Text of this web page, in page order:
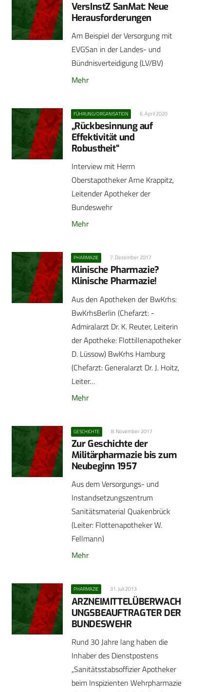
VersInstZ SanMat: Neue
Herausforderungen
Am Beispiel der Versorgung mit
EVGSan in der Landes- und
Bündnisverteidigung (LV/BV)
Mehr
FÜHRUNG/ORGANISATION 6. April 2020
„Rückbesinnung auf
Effektivität und
Robustheit“
Interview mit Herrn
Oberstapotheker Arne Krappitz,
Leitender Apotheker der
Bundeswehr
Mehr
PHARMAZIE 7. Dezember 2017
Klinische Pharmazie?
Klinische ­Pharmazie!
Aus den Apotheken der BwKrhs:
BwKrhsBerlin (Chefarzt: ­
Admiralarzt Dr. K. Reuter, Leiterin
der Apotheke: Flottillenapotheker
D. Lüssow) BwKrhs Hamburg
(Chefarzt: Generalarzt Dr. J. Hoitz,
Leiter…
Mehr
GESCHICHTE 8. November 2017
Zur Geschichte der
Militärpharmazie bis zum
Neubeginn 1957
Aus dem Versorgungs- und
Instandsetzungszentrum
Sanitätsmaterial Quakenbrück
(Leiter: Flotten­apotheker W.
Fellmann)
Mehr
PHARMAZIE 31. Juli 2013
ARZNEIMITTELÜBERWACH
UNGSBEAUFTRAGTER DER
BUNDESWEHR
Rund 30 Jahre lang haben die
Inhaber des Dienstpostens
„Sanitätsstabsoffizier Apotheker
beim Inspizienten Wehr­pharmazie